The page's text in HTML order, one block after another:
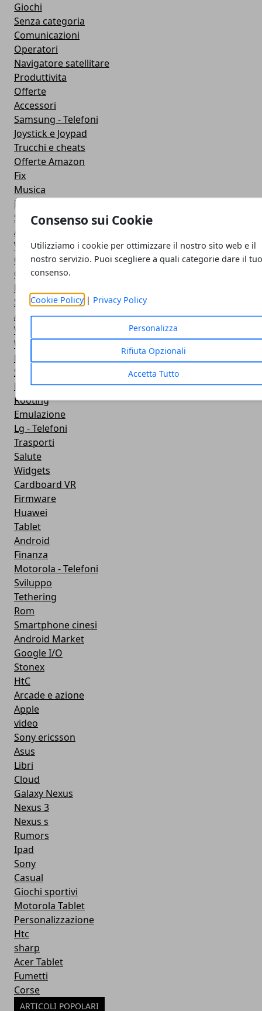
Consenso sui Cookie
Utilizziamo i cookie per ottimizzare il nostro sito web e il
nostro servizio. Puoi scegliere a quali categorie dare il
consenso.
Cookie Policy | Privacy Policy
Personalizza
Rifiuta Opzionali
Accetta Tutto
Giochi
Senza categoria
Comunicazioni
Operatori
Navigatore satellitare
Produttivita
Offerte
Accessori
Samsung - Telefoni
Joystick e Joypad
Trucchi e cheats
Offerte Amazon
Fix
Musica
Migliori App
Stati Whatsapp
Applicazioni
Viaggi
Galaxy Note 5
Google Play
Fotografia
Stile di vita
Antivirus
Widget Orologio
Widget Meteo
Ricezione WiFi
Sport
Meteo
Rooting
Emulazione
Lg - Telefoni
Trasporti
Salute
Widgets
Cardboard VR
Firmware
Huawei
Tablet
Android
Finanza
Motorola - Telefoni
Sviluppo
Tethering
Rom
Smartphone cinesi
Android Market
Google I/O
Stonex
HtC
Arcade e azione
Apple
video
Sony ericsson
Asus
Libri
Cloud
Galaxy Nexus
Nexus 3
Nexus s
Rumors
Ipad
Sony
Casual
Giochi sportivi
Motorola Tablet
Personalizzazione
Htc
sharp
Acer Tablet
Fumetti
Corse
ARTICOLI POPOLARI